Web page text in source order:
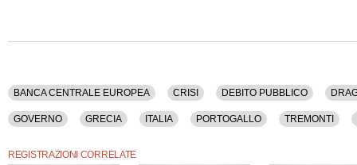
BANCA CENTRALE EUROPEA CRISI DEBITO PUBBLICO
GOVERNO GRECIA ITALIA PORTOGALLO TREMONTI
REGISTRAZIONI CORRELATE